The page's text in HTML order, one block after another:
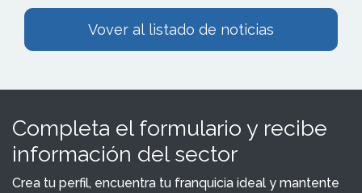
Vover al listado de noticias
Completa el formulario y recibe
información del sector
Crea tu perfil, encuentra tu franquicia ideal y mantente